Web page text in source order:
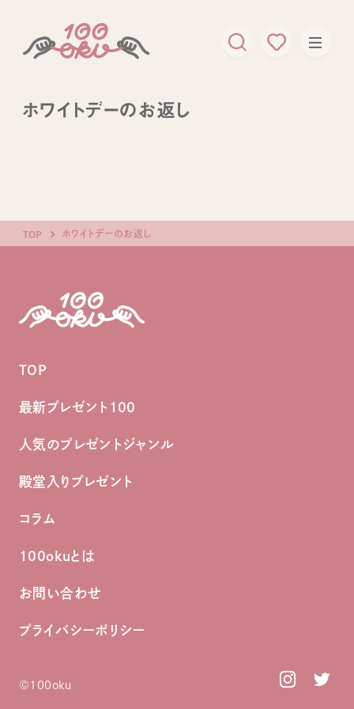
ホワイトデーのお返し
TOP ホワイトデーのお返し
TOP
最新プレゼント100
人気のプレゼントジャンル
殿堂入りプレゼント
コラム
100okuとは
お問い合わせ
プライバシーポリシー
©︎100oku